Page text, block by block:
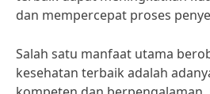
dan mempercepat proses
Salah satu manfaat utama
kesehatan terbaik adalah